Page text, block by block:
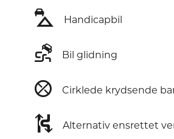
⛍ Handicapbil
⛐ Bil glidning
⛒ Cirklede krydsende
⛕ Alternativ ensrettet